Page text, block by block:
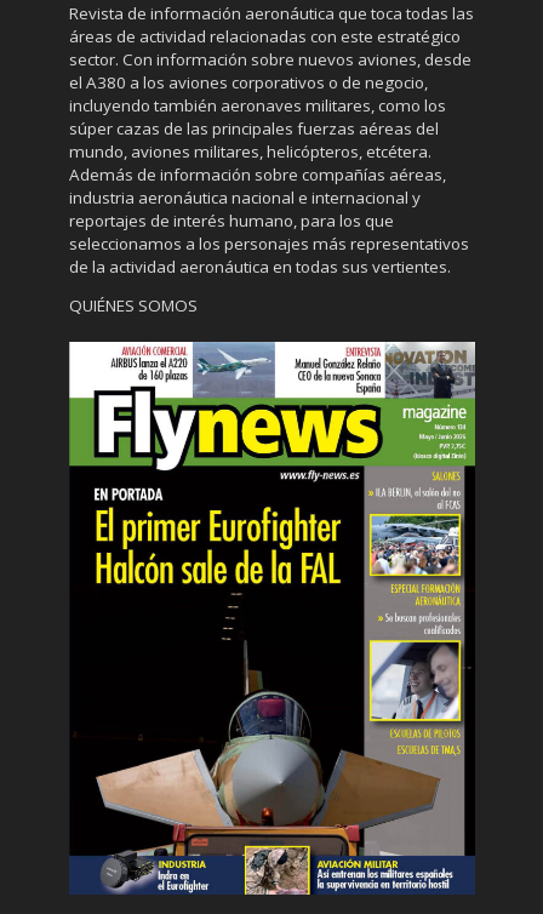
Revista de información aeronáutica que toca todas las
áreas de actividad relacionadas con este estratégico
sector. Con información sobre nuevos aviones, desde
el A380 a los aviones corporativos o de negocio,
incluyendo también aeronaves militares, como los
súper cazas de las principales fuerzas aéreas del
mundo, aviones militares, helicópteros, etcétera.
Además de información sobre compañías aéreas,
industria aeronáutica nacional e internacional y
reportajes de interés humano, para los que
seleccionamos a los personajes más representativos
de la actividad aeronáutica en todas sus vertientes.
QUIÉNES SOMOS